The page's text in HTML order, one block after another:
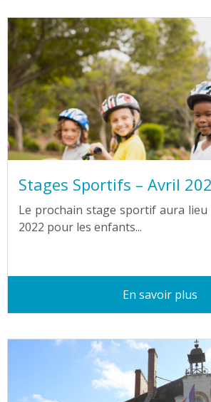
Stages Sportifs – Avril
Le prochain stage sportif aura lieu
2022 pour les enfants...
En savoir plus